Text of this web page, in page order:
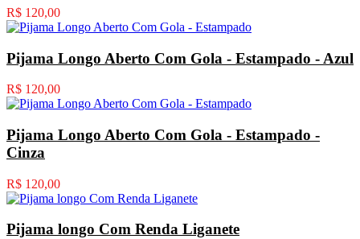
R$ 120,00
Pijama Longo Aberto Com Gola - Estampado - Azul
R$ 120,00
Pijama Longo Aberto Com Gola - Estampado -
Cinza
R$ 120,00
Pijama longo Com Renda Liganete